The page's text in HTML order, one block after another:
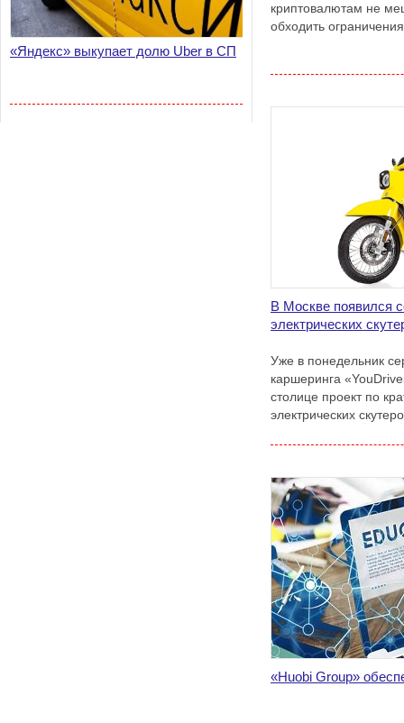
«Яндекс» выкупает долю Uber в СП
криптовалютам не
обходить ограничения
В Москве появился
электрических
Уже в понедельник
каршеринга
столице проект по
электрических
«Huobi Group»